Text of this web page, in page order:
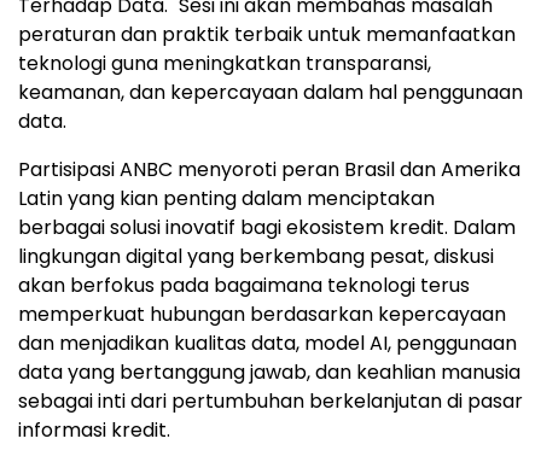
peraturan dan praktik terbaik untuk memanfaatkan
teknologi guna meningkatkan transparansi,
keamanan, dan kepercayaan dalam hal penggunaan
data.
Partisipasi ANBC menyoroti peran Brasil dan Amerika
Latin yang kian penting dalam menciptakan
berbagai solusi inovatif bagi ekosistem kredit. Dalam
lingkungan digital yang berkembang pesat, diskusi
akan berfokus pada bagaimana teknologi terus
memperkuat hubungan berdasarkan kepercayaan
dan menjadikan kualitas data, model AI, penggunaan
data yang bertanggung jawab, dan keahlian manusia
sebagai inti dari pertumbuhan berkelanjutan di pasar
informasi kredit.